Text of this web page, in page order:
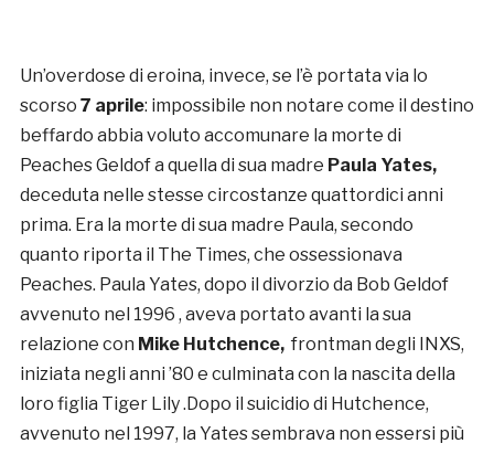
Un’overdose di eroina, invece, se l’è portata via lo
scorso 7 aprile: impossibile non notare come il destino
beffardo abbia voluto accomunare la morte di
Peaches Geldof a quella di sua madre Paula Yates,
deceduta nelle stesse circostanze quattordici anni
prima. Era la morte di sua madre Paula, secondo
quanto riporta il The Times, che ossessionava
Peaches. Paula Yates, dopo il divorzio da Bob Geldof
avvenuto nel 1996 , aveva portato avanti la sua
relazione con Mike Hutchence, frontman degli INXS,
iniziata negli anni ’80 e culminata con la nascita della
loro figlia Tiger Lily .Dopo il suicidio di Hutchence,
avvenuto nel 1997, la Yates sembrava non essersi più